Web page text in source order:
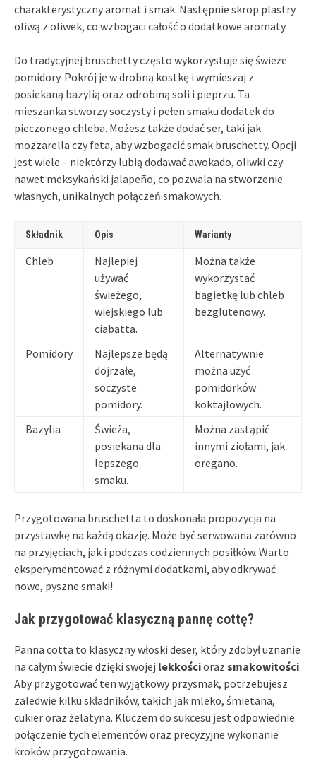
charakterystyczny aromat i smak. Następnie skrop plastry
oliwą z oliwek, co wzbogaci całość o dodatkowe aromaty.
Do tradycyjnej bruschetty często wykorzystuje się świeże
pomidory. Pokrój je w drobną kostkę i wymieszaj z
posiekaną bazylią oraz odrobiną soli i pieprzu. Ta
mieszanka stworzy soczysty i pełen smaku dodatek do
pieczonego chleba. Możesz także dodać ser, taki jak
mozzarella czy feta, aby wzbogacić smak bruschetty. Opcji
jest wiele – niektórzy lubią dodawać awokado, oliwki czy
nawet meksykański jalapeño, co pozwala na stworzenie
własnych, unikalnych połączeń smakowych.
Składnik Opis Warianty
Chleb
Najlepiej
używać
świeżego,
wiejskiego lub
ciabatta.
Można także
wykorzystać
bagietkę lub chleb
bezglutenowy.
Pomidory
Najlepsze będą
dojrzałe,
soczyste
pomidory.
Alternatywnie
można użyć
pomidorków
koktajlowych.
Bazylia
Świeża,
posiekana dla
lepszego
smaku.
Można zastąpić
innymi ziołami, jak
oregano.
Przygotowana bruschetta to doskonała propozycja na
przystawkę na każdą okazję. Może być serwowana zarówno
na przyjęciach, jak i podczas codziennych posiłków. Warto
eksperymentować z różnymi dodatkami, aby odkrywać
nowe, pyszne smaki!
Jak przygotować klasyczną pannę cottę?
Panna cotta to klasyczny włoski deser, który zdobył uznanie
na całym świecie dzięki swojej lekkościoraz smakowitości.
Aby przygotować ten wyjątkowy przysmak, potrzebujesz
zaledwie kilku składników, takich jak mleko, śmietana,
cukier oraz żelatyna. Kluczem do sukcesu jest odpowiednie
połączenie tych elementów oraz precyzyjne wykonanie
kroków przygotowania.